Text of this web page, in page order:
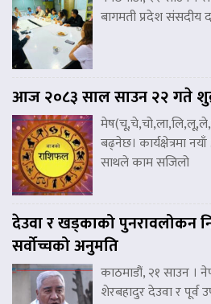
बागमती प्रदेश संसदीय
आज २०८३ साल साउन २२ गते
बढ्नेछ। कार्यक्षेत्रमा
साथले काम सजिलो
देउवा र खड्काको पुनरावलोकन
सर्वोच्चको अनुमति
काठमाडौं, २१ साउन ।
शेरबहादुर देउवा र पूर्व